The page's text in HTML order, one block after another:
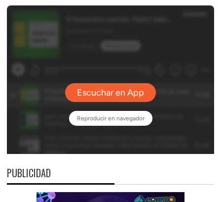
PUBLICIDAD